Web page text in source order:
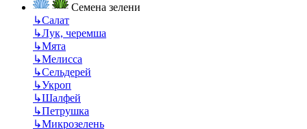
Семена зелени
↳Салат
↳Лук, черемша
↳Мята
↳Мелисса
↳Сельдерей
↳Укроп
↳Шалфей
↳Петрушка
↳Микрозелень